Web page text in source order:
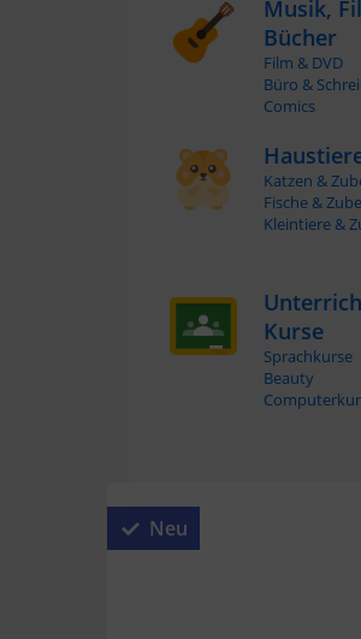
Musik,
Bücher
Film & DVD
Büro &
Comics
Katzen &
Fische &
Kleintiere &
Kurse
Sprachkurse
Beauty
Neu